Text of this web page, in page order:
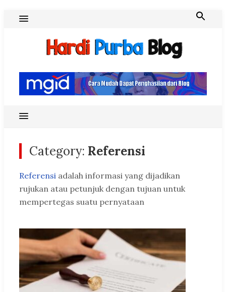
Category: Referensi
Referensi adalah informasi yang dijadikan
rujukan atau petunjuk dengan tujuan untuk
mempertegas suatu pernyataan